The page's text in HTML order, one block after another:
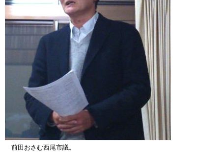
前田おさむ西尾市議。